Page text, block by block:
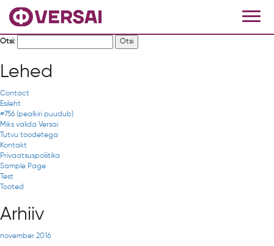
Otsi:
Lehed
Contact
Esileht
#756 (pealkiri puudub)
Miks valida Versai
Tutvu toodetega
Kontakt
Privaatsuspoliitika
Sample Page
Test
Tooted
Arhiiv
november 2016